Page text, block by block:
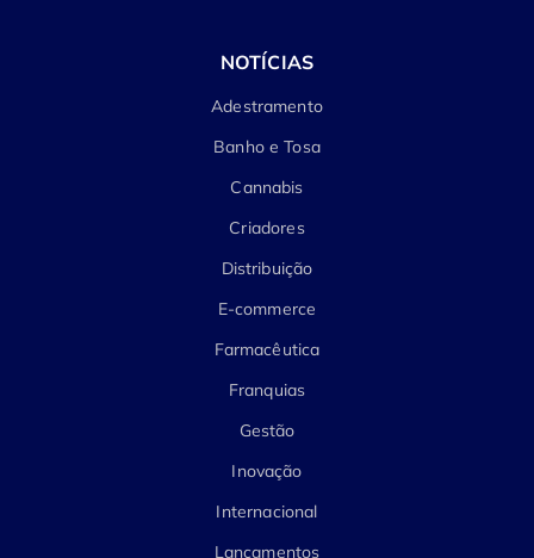
NOTÍCIAS
Adestramento
Banho e Tosa
Cannabis
Criadores
Distribuição
E-commerce
Farmacêutica
Franquias
Gestão
Inovação
Internacional
Lançamentos